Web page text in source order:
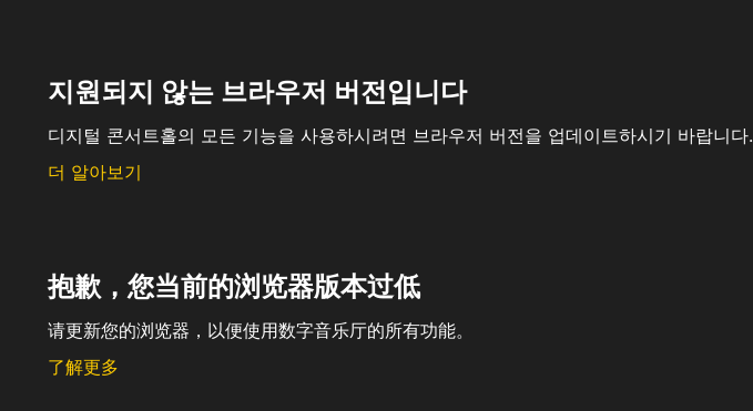
지원되지 않는 브라우저 버전입니다
디지털 콘서트홀의 모든 기능을 사용하시려면 브라우저 버전을 업데이트하시기 바랍니다.
더 알아보기
抱歉，您当前的浏览器版本过低
请更新您的浏览器，以便使用数字音乐厅的所有功能。
了解更多